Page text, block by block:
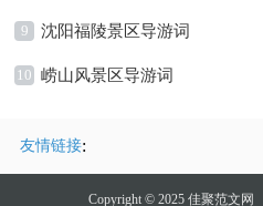
9 沈阳福陵景区导游词
10 崂山风景区导游词
友情链接:
Copyright © 2025佳聚范文网